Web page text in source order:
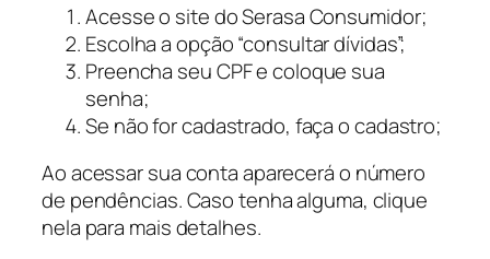
Acesse o site do Serasa Consumidor;
Escolha a opção “consultar dívidas”;
Preencha seu CPF e coloque sua
senha;
Se não for cadastrado, faça o cadastro;
Ao acessar sua conta aparecerá o número
de pendências. Caso tenha alguma, clique
nela para mais detalhes.